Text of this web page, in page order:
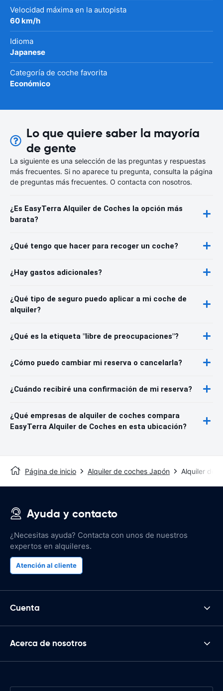
Velocidad máxima en la autopista
60 km/h
Idioma
Japanese
Categoría de coche favorita
Económico
Lo que quiere saber la mayoría
de gente
La siguiente es una selección de las preguntas y respuestas
más frecuentes. Si no aparece tu pregunta, consulta la página
de preguntas más frecuentes. O contacta con nosotros.
¿Es EasyTerra Alquiler de Coches la opción más
barata?
¿Qué tengo que hacer para recoger un coche?
¿Hay gastos adicionales?
¿Qué tipo de seguro puedo aplicar a mi coche de
alquiler?
¿Qué es la etiqueta "libre de preocupaciones"?
¿Cómo puedo cambiar mi reserva o cancelarla?
¿Cuándo recibiré una confirmación de mi reserva?
¿Qué empresas de alquiler de coches compara
EasyTerra Alquiler de Coches en esta ubicación?
Página de inicio Alquiler de coches Japón Alquiler de
Ayuda y contacto
¿Necesitas ayuda? Contacta con unos de nuestros
expertos en alquileres.
Atención al cliente
Cuenta
Acerca de nosotros